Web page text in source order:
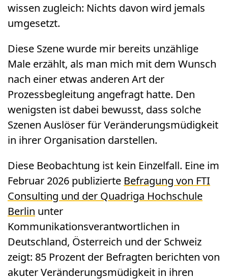
wissen zugleich: Nichts davon wird jemals
umgesetzt.
Diese Szene wurde mir bereits unzählige
Male erzählt, als man mich mit dem Wunsch
nach einer etwas anderen Art der
Prozessbegleitung angefragt hatte. Den
wenigsten ist dabei bewusst, dass solche
Szenen Auslöser für Veränderungsmüdigkeit
in ihrer Organisation darstellen.
Diese Beobachtung ist kein Einzelfall. Eine im
Februar 2026 publizierte Befragung von FTI
Consulting und der Quadriga Hochschule
Berlin unter
Kommunikationsverantwortlichen in
Deutschland, Österreich und der Schweiz
zeigt: 85 Prozent der Befragten berichten von
akuter Veränderungsmüdigkeit in ihren